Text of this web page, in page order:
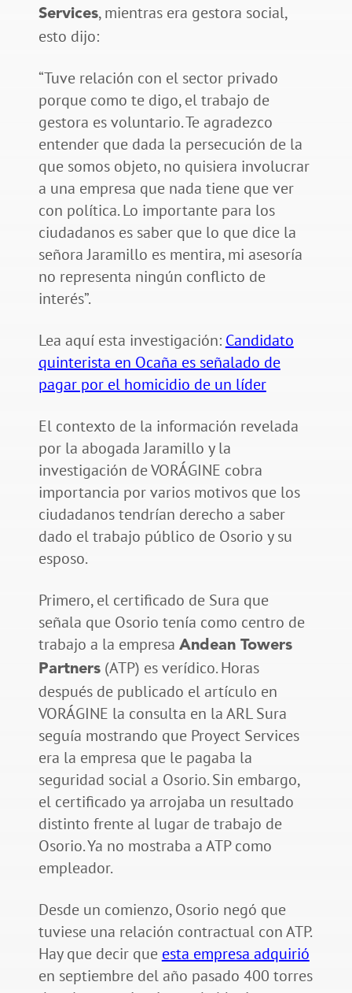
Services, mientras era gestora social,
esto dijo:
“Tuve relación con el sector privado
porque como te digo, el trabajo de
gestora es voluntario. Te agradezco
entender que dada la persecución de la
que somos objeto, no quisiera involucrar
a una empresa que nada tiene que ver
con política. Lo importante para los
ciudadanos es saber que lo que dice la
señora Jaramillo es mentira, mi asesoría
no representa ningún conflicto de
interés”.
Lea aquí esta investigación: Candidato
quinterista en Ocaña es señalado de
pagar por el homicidio de un líder
El contexto de la información revelada
por la abogada Jaramillo y la
investigación de VORÁGINE cobra
importancia por varios motivos que los
ciudadanos tendrían derecho a saber
dado el trabajo público de Osorio y su
esposo.
Primero, el certificado de Sura que
señala que Osorio tenía como centro de
trabajo a la empresa Andean Towers
Partners(ATP) es verídico. Horas
después de publicado el artículo en
VORÁGINE la consulta en la ARL Sura
seguía mostrando que Proyect Services
era la empresa que le pagaba la
seguridad social a Osorio. Sin embargo,
el certificado ya arrojaba un resultado
distinto frente al lugar de trabajo de
Osorio. Ya no mostraba a ATP como
empleador.
Desde un comienzo, Osorio negó que
tuviese una relación contractual con ATP.
Hay que decir que esta empresa adquirió
en septiembre del año pasado 400 torres